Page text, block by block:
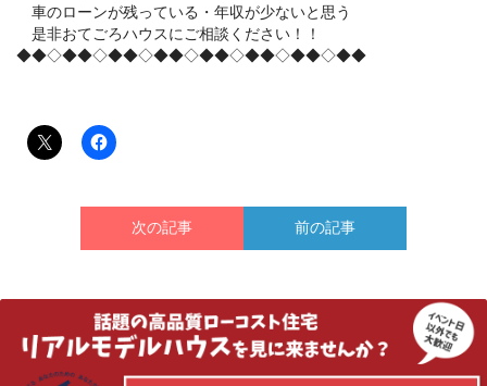
車のローンが残っている・年収が少ないと思う
是非おてごろハウスにご相談ください！！
◆◆◇◆◆◇◆◆◇◆◆◇◆◆◇◆◆◇◆◆◇◆◆
次の記事 前の記事